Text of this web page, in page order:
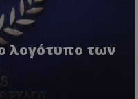
λογότυπο των